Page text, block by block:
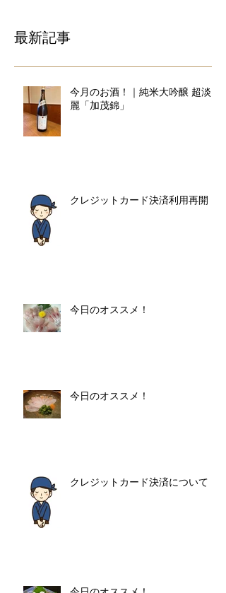
最新記事
今月のお酒！｜純米大吟醸 超淡
麗「加茂錦」
クレジットカード決済利用再開
今日のオススメ！
今日のオススメ！
クレジットカード決済について